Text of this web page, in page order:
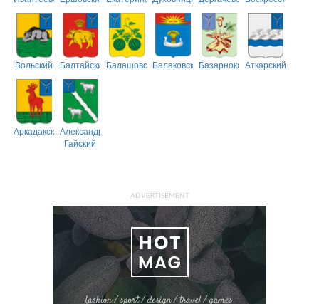
Вольский БалтайскийБалашовскийБалаковскийБазарнокарабулакский
Аткарский
АркадакскийАлександрово-
Гайский
ADVERTISEMENT